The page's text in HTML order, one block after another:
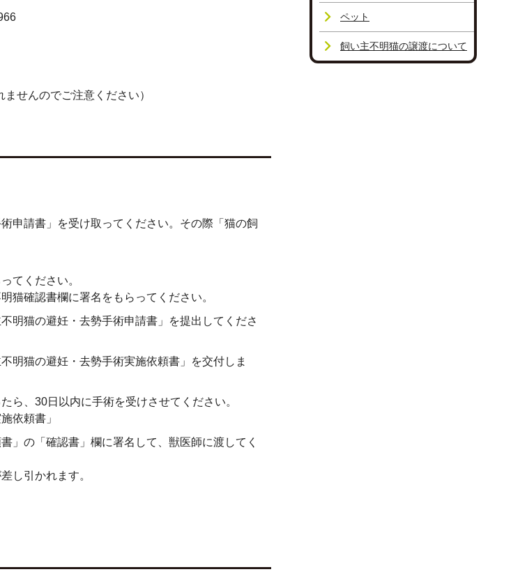
せんのでご注意ください）
申請書」を受け取ってください。その際「猫の飼
てください。
猫確認書欄に署名をもらってください。
明猫の避妊・去勢手術申請書」を提出してくださ
明猫の避妊・去勢手術実施依頼書」を交付しま
ら、30日以内に手術を受けさせてください。
依頼書」
」の「確認書」欄に署名して、獣医師に渡してく
し引かれます。
ペット
飼い主不明猫の譲渡について